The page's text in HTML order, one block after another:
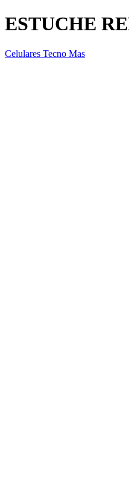
ESTUCHE
Celulares Tecno Mas